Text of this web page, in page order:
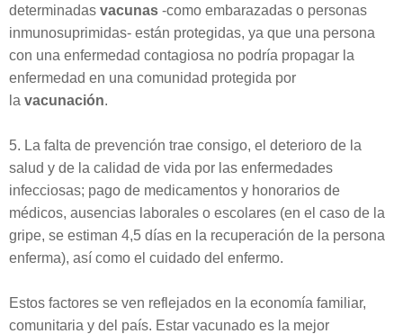
determinadas vacunas -como embarazadas o personas
inmunosuprimidas- están protegidas, ya que una persona
con una enfermedad contagiosa no podría propagar la
enfermedad en una comunidad protegida por
la vacunación.
5. La falta de prevención trae consigo, el deterioro de la
salud y de la calidad de vida por las enfermedades
infecciosas; pago de medicamentos y honorarios de
médicos, ausencias laborales o escolares (en el caso de la
gripe, se estiman 4,5 días en la recuperación de la persona
enferma), así como el cuidado del enfermo.
Estos factores se ven reflejados en la economía familiar,
comunitaria y del país. Estar vacunado es la mejor